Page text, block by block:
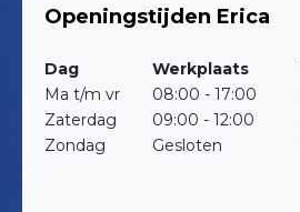
Openingstijden Erica
Dag Werkplaats
Ma t/m vr
08:00 - 17:00
Zaterdag
09:00 - 12:00
Zondag
Gesloten